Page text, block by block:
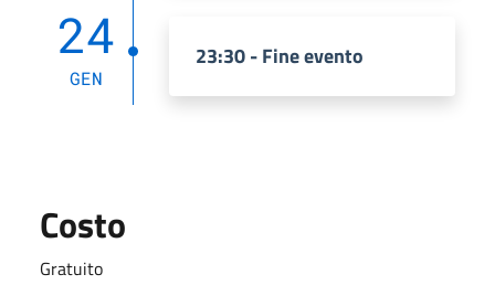
24
GEN
23:30 - Fine evento
Costo
Gratuito